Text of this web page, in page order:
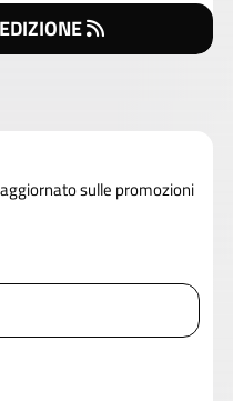
sulle promozioni